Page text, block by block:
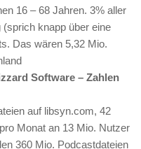
16 – 68 Jahren. 3% aller
(sprich knapp über eine
Das wären 5,32 Mio.
Software – Zahlen
auf libsyn.com, 42
Monat an 13 Mio. Nutzer
360 Mio. Podcastdateien